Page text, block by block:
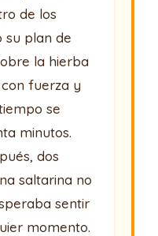
de los
su plan de
la hierba
fuerza y
se
minutos.
dos
saltarina no
sentir
momento.